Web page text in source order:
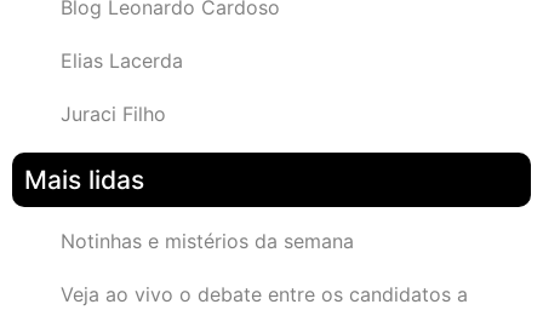
Blog Leonardo Cardoso
Elias Lacerda
Juraci Filho
Mais lidas
Notinhas e mistérios da semana
Veja ao vivo o debate entre os candidatos a